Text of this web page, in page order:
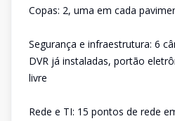
Copas: 2, uma em cada
Segurança e infraestrutura: 6
DVR já instaladas, portão
livre
Rede e TI: 15 pontos de rede